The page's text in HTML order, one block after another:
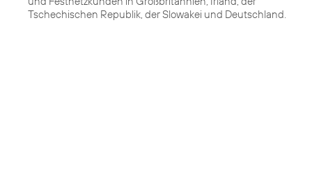
Tschechischen Republik, der Slowakei und Deutschland.